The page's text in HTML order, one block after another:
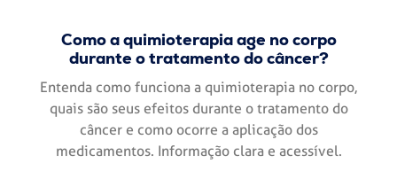
Como a quimioterapia age no corpo
durante o tratamento do câncer?
Entenda como funciona a quimioterapia no corpo,
quais são seus efeitos durante o tratamento do
câncer e como ocorre a aplicação dos
medicamentos. Informação clara e acessível.